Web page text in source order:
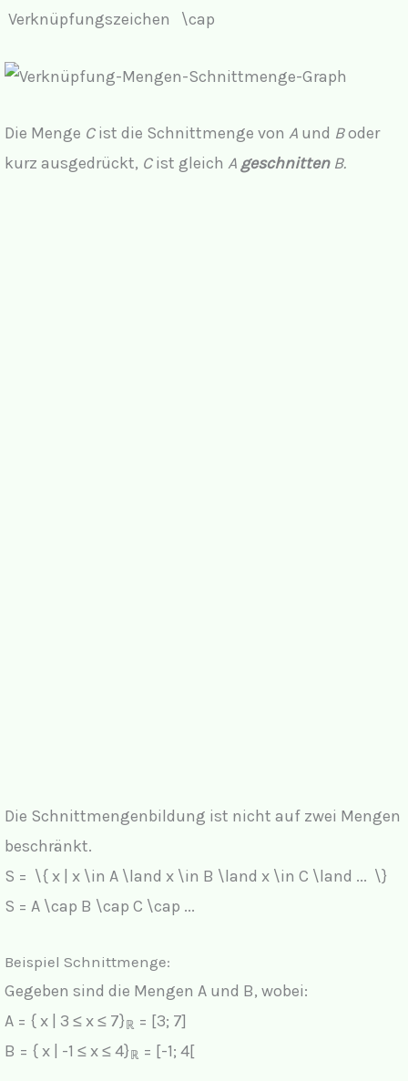
Verknüpfungszeichen \cap
Die Menge Cist die Schnittmenge von A und Boder
kurz ausgedrückt, Cist gleich A geschnitten B.
Die Schnittmengenbildung ist nicht auf zwei Mengen
beschränkt.
S = \{ x | x \in A \land x \in B \land x \in C \land ... \}
S = A \cap B \cap C \cap ...
Beispiel Schnittmenge:
Gegeben sind die Mengen A und B, wobei:
A = { x | 3 ≤ x ≤ 7} ℝ = [3; 7]
B = { x | -1 ≤ x ≤ 4} ℝ = [-1; 4[